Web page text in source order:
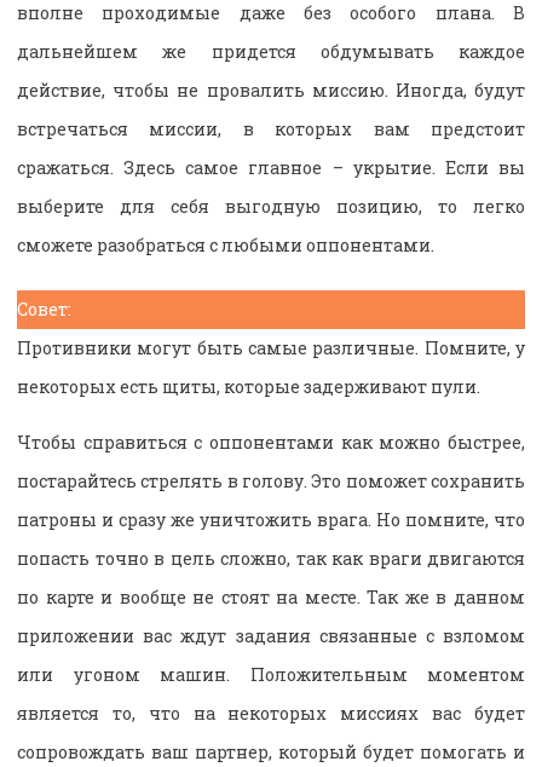
вполне проходимые даже без особого плана. В
дальнейшем же придется обдумывать каждое
действие, чтобы не провалить миссию. Иногда, будут
встречаться миссии, в которых вам предстоит
сражаться. Здесь самое главное – укрытие. Если вы
выберите для себя выгодную позицию, то легко
сможете разобраться с любыми оппонентами.
Совет:
Противники могут быть самые различные. Помните, у
некоторых есть щиты, которые задерживают пули.
Чтобы справиться с оппонентами как можно быстрее,
постарайтесь стрелять в голову. Это поможет сохранить
патроны и сразу же уничтожить врага. Но помните, что
попасть точно в цель сложно, так как враги двигаются
по карте и вообще не стоят на месте. Так же в данном
приложении вас ждут задания связанные с взломом
или угоном машин. Положительным моментом
является то, что на некоторых миссиях вас будет
сопровождать ваш партнер, который будет помогать и